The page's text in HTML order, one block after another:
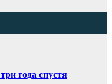
года спустя